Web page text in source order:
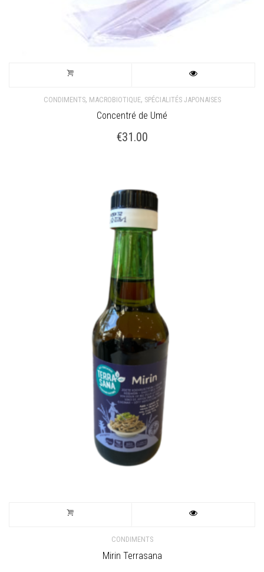
CONDIMENTS, MACROBIOTIQUE, SPÉCIALITÉS JAPONAISES
Concentré de Umé
€31.00
CONDIMENTS
Mirin Terrasana